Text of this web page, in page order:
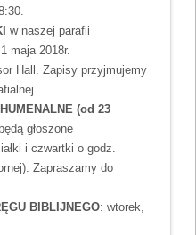
w naszej parafii
maja 2018r.
Hall. Zapisy przyjmujemy
(od 23
będą głoszone
i czwartki o godz.
Zapraszamy do
BIBLIJNEGO: wtorek,